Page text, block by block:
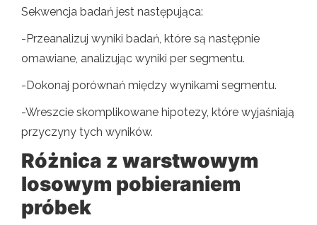
Sekwencja badań jest następująca:
-Przeanalizuj wyniki badań, które są następnie
omawiane, analizując wyniki per segmentu.
-Dokonaj porównań między wynikami segmentu.
-Wreszcie skomplikowane hipotezy, które wyjaśniają
przyczyny tych wyników.
Różnica z warstwowym
losowym pobieraniem
próbek